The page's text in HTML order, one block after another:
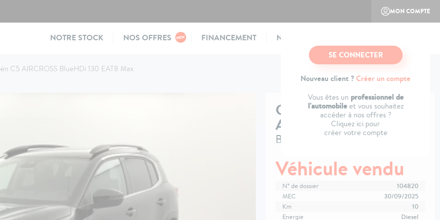
MON COMPTE
SE CONNECTER
Nouveau client ?Créer un compte
Vous êtes un professionnel de
l'automobileet vous souhaitez
accéder à nos offres ?
Cliquez ici pour
créer votre compte
Main
NOTRE STOCK NOS OFFRES FINANCEMENT NOTRE CONCEPT
C5 AIRCROSS BlueHDi 130 EAT8 Max
CITROËNC5
AIRCROSS
BlueHDi 130 EAT8 Max
Véhicule vendu
N° de dossier
104820
MEC
30/09/2025
Km
10
Energie
Diesel